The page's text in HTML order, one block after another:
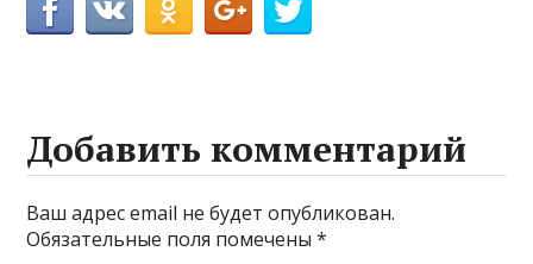
Добавить комментарий
Ваш адрес email не будет опубликован.
Обязательные поля помечены*